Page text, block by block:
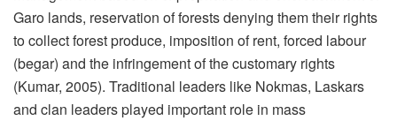
Garo lands, reservation of forests denying them their rights
to collect forest produce, imposition of rent, forced labour
(begar) and the infringement of the customary rights
(Kumar, 2005). Traditional leaders like Nokmas, Laskars
and clan leaders played important role in mass